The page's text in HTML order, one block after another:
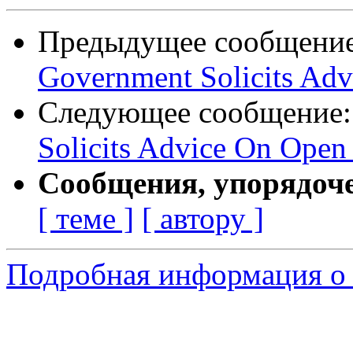
Предыдущее
Government Solicits
Следующее
Solicits Advice On Open
Сообщения,
[ теме ] [ автору ]
Подробная информация о